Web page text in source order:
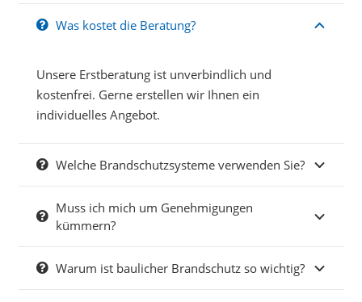
Was kostet die Beratung?
Unsere Erstberatung ist unverbindlich und
kostenfrei. Gerne erstellen wir Ihnen ein
individuelles Angebot.
Welche Brandschutzsysteme verwenden Sie?
Muss ich mich um Genehmigungen
kümmern?
Warum ist baulicher Brandschutz so wichtig?